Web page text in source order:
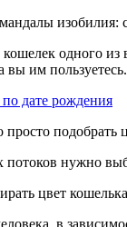
одного из
вы им пользуетесь.
просто
нужно
цвет
в